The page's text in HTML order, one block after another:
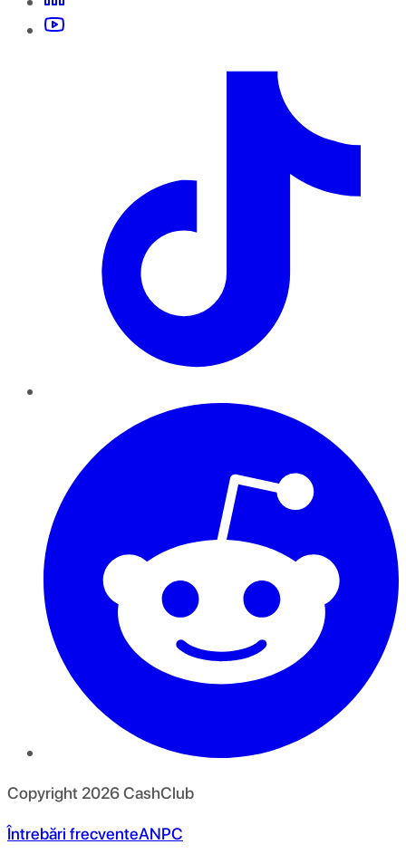
Copyright 2026CashClub
Întrebări frecventeANPC